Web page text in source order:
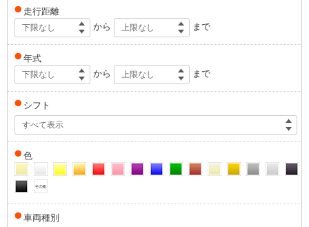
走行距離
下限なし から 上限なし まで
年式
下限なし から 上限なし まで
シフト
すべて表示
色
車両種別